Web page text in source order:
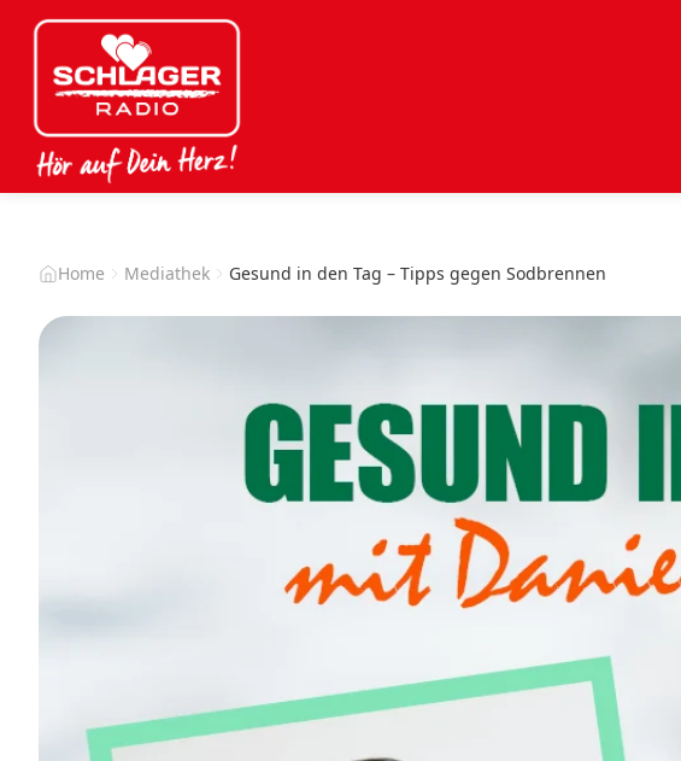
Home Mediathek Gesund in den Tag – Tipps gegen Sodbrennen